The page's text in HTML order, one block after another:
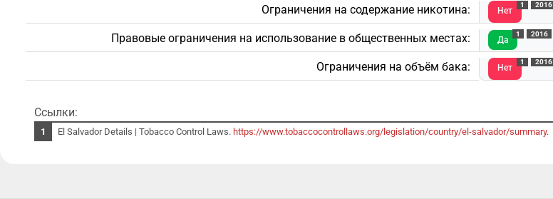
Ограничения на содержание никотина: Нет
1 2016
Правовые ограничения на использование в общественных местах: Да
1 2016
Ограничения на объём бака: Нет
1 2016
Ссылки:
El Salvador Details | Tobacco Control Laws. https://www.tobaccocontrollaws.org/legislation/country/el-salvador/summary.